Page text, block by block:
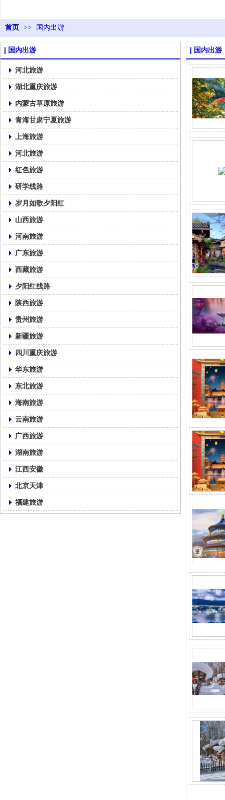
首页 >> 国内出游
国内出游
河北旅游
湖北重庆旅游
内蒙古草原旅游
青海甘肃宁夏旅游
上海旅游
河北旅游
红色旅游
研学线路
岁月如歌夕阳红
山西旅游
河南旅游
广东旅游
西藏旅游
夕阳红线路
陕西旅游
贵州旅游
新疆旅游
四川重庆旅游
华东旅游
东北旅游
海南旅游
云南旅游
广西旅游
湖南旅游
江西安徽
北京天津
福建旅游
国内出游